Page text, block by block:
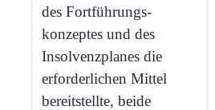
des Fortführungs­
konzeptes und des
Insolvenzplanes die
erforderlichen Mittel
bereitstellte, beide